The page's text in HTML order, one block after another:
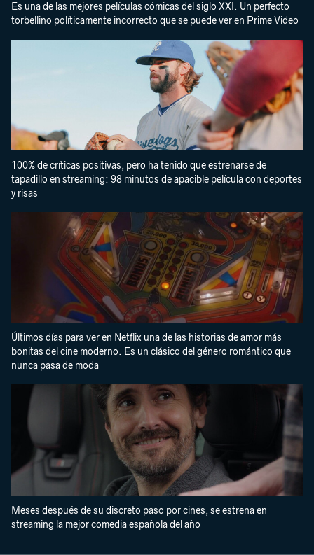
Es una de las mejores películas cómicas del siglo XXI. Un perfecto
torbellino políticamente incorrecto que se puede ver en Prime Video
100% de críticas positivas, pero ha tenido que estrenarse de
tapadillo en streaming: 98 minutos de apacible película con deportes
y risas
Últimos días para ver en Netflix una de las historias de amor más
bonitas del cine moderno. Es un clásico del género romántico que
nunca pasa de moda
Meses después de su discreto paso por cines, se estrena en
streaming la mejor comedia española del año